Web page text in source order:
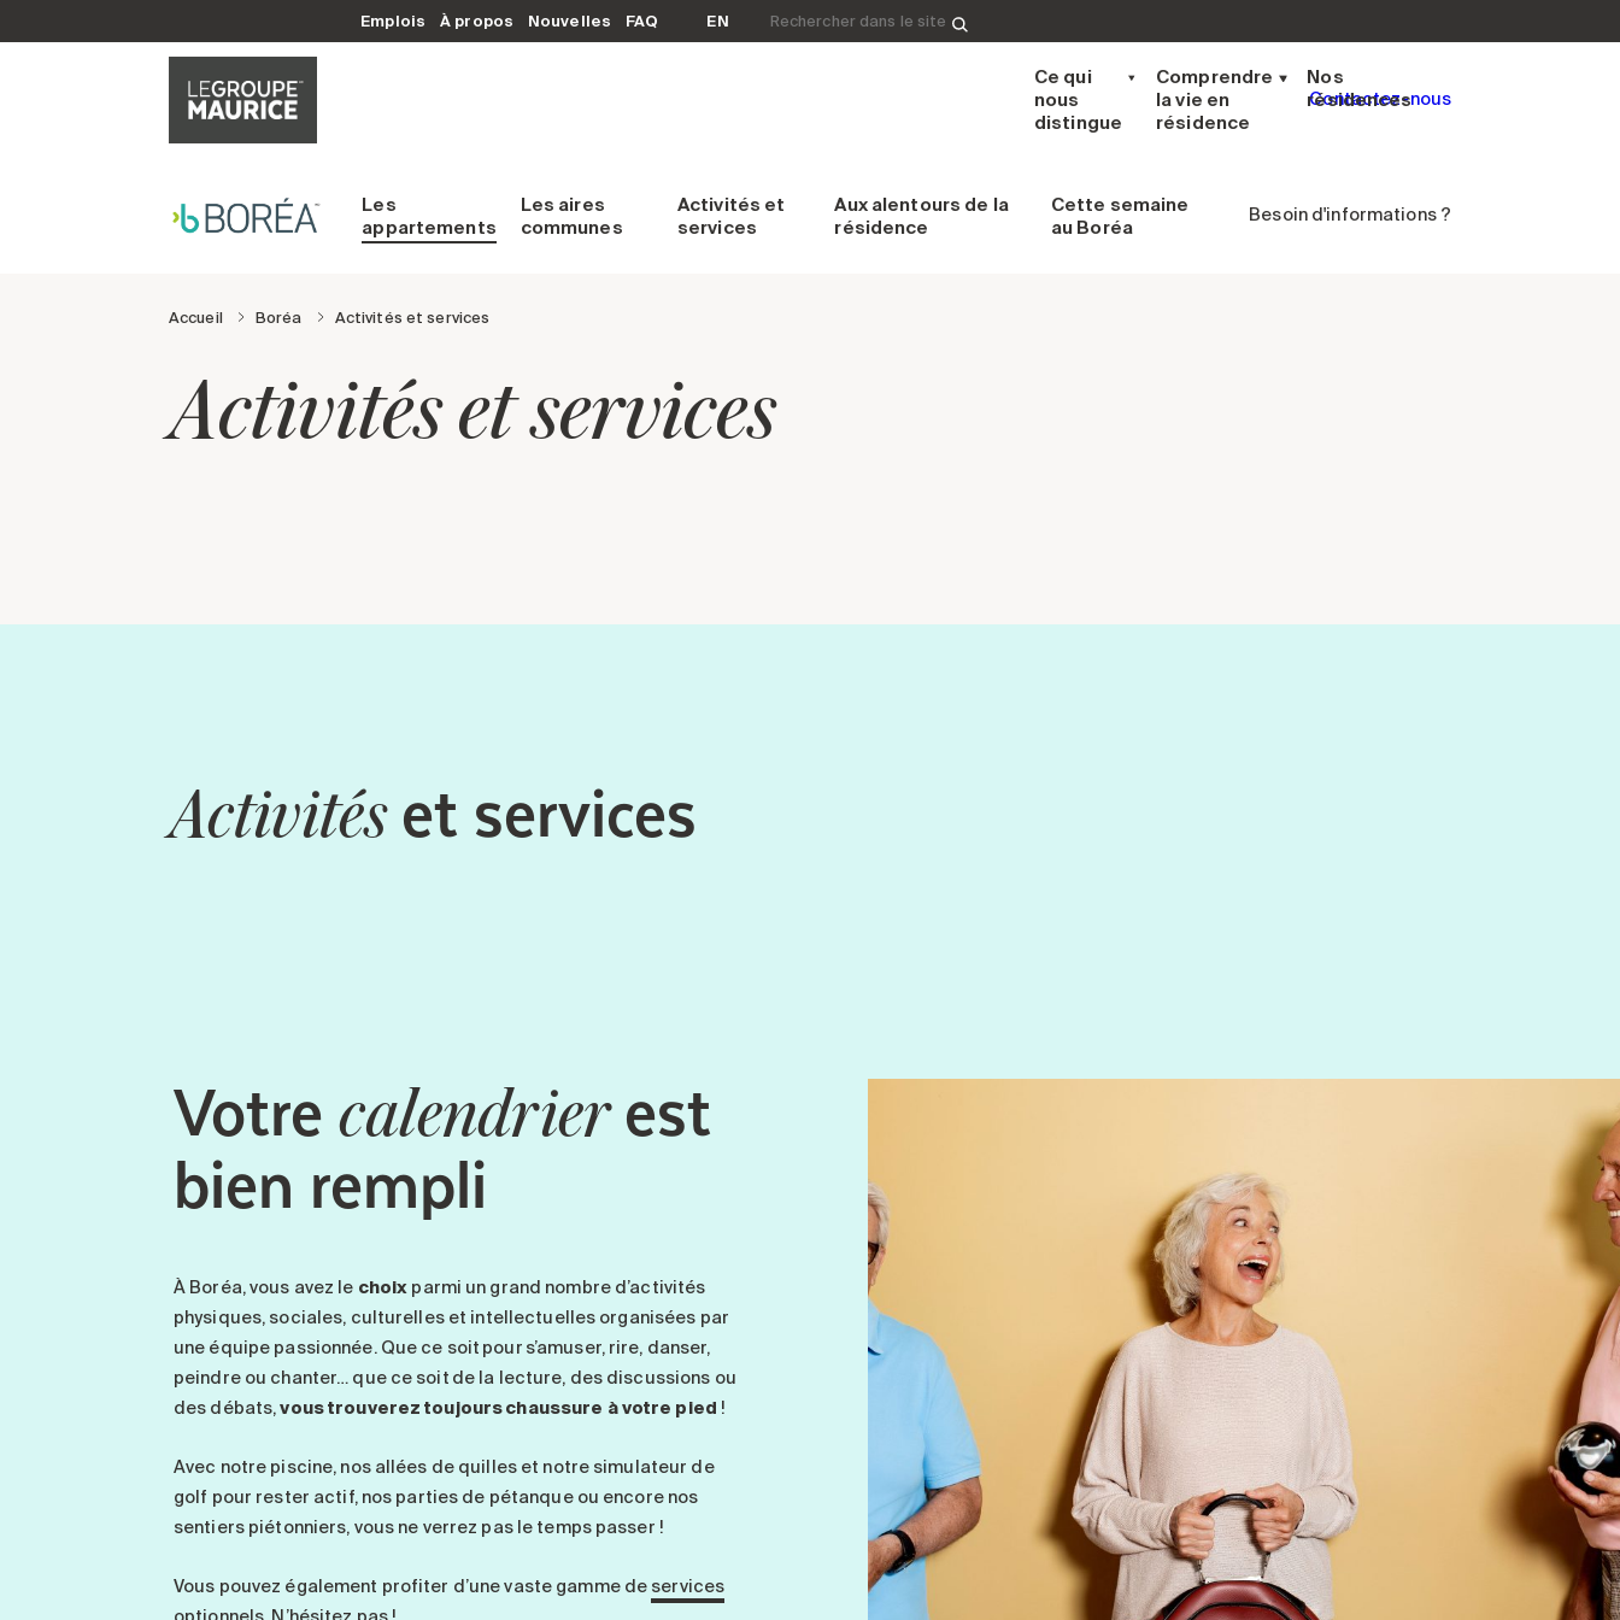
Emplois À propos Nouvelles FAQ EN Rechercher&nbsp;:
Ce qui
nous
distingue
Comprendre
la vie en
résidence
Nos
résidences
Contactez-nous
Les
appartements
Les aires
communes
Activités et
services
Aux alentours de la
résidence
Cette semaine
au Boréa
Besoin d'informations ?
Accueil Boréa Activités et services
Activités et services
Activitéset services
Votre calendrierest
bien rempli
À Boréa, vous avez le choix parmi un grand nombre d’activités
physiques, sociales, culturelles et intellectuelles organisées par
une équipe passionnée. Que ce soit pour s’amuser, rire, danser,
peindre ou chanter… que ce soit de la lecture, des discussions ou
des débats,vous trouverez toujours chaussure à votre pied !
Avec notre piscine, nos allées de quilles et notre simulateur de
golf pour rester actif, nos parties de pétanque ou encore nos
sentiers piétonniers, vous ne verrez pas le temps passer !
Vous pouvez également profiter d’une vaste gamme de services